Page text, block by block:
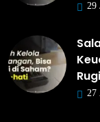
29
27